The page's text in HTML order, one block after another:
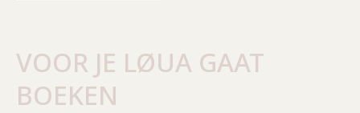
VOOR JE LØUA GAAT
BOEKEN